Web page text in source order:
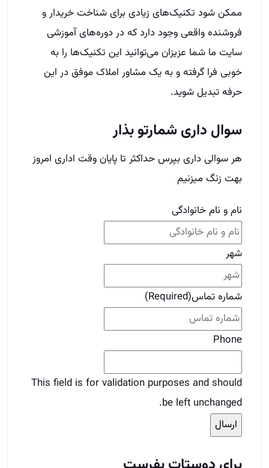
هر سوالی داری بپرس حداکثر تا پایان وقت اداری امروز
بهت زنگ میزنیم
نام و نام خانوادگی
شماره تماس (Required)
This field is for validation purposes and should
be left unchanged.
برای دوستات بفرست
قبلیقبلیطی کردن کمیسیون چیست؟
بعدیجملات مهم برای اینکه مشتری حرف شما را قبول
کندبعدی